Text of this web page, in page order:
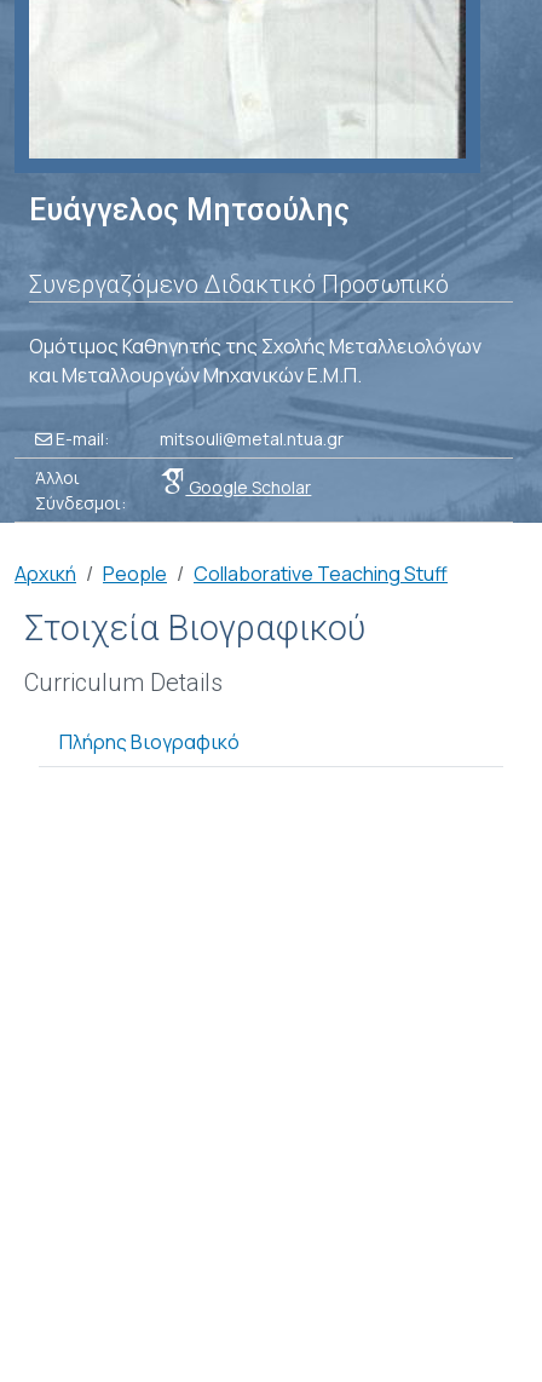
Ευάγγελος Μητσούλης
Συνεργαζόμενο Διδακτικό Προσωπικό
Ομότιμος Καθηγητής της Σχολής Μεταλλειολόγων
και Μεταλλουργών Μηχανικών Ε.Μ.Π.
E-mail:
mitsouli@metal.ntua.gr
Άλλοι
Σύνδεσμοι:
Google Scholar
Breadcrumb
Αρχική People Collaborative Teaching Stuff
Στοιχεία Βιογραφικού
Curriculum Details
Πλήρης Βιογραφικό